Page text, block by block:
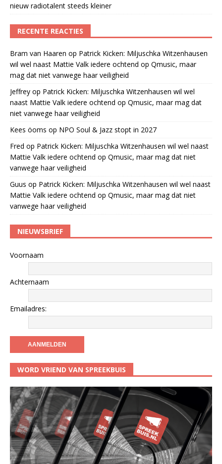
nieuw radiotalent steeds kleiner
RECENTE REACTIES
Bram van Haaren op Patrick Kicken: Miljuschka Witzenhausen
wil wel naast Mattie Valk iedere ochtend op Qmusic, maar
mag dat niet vanwege haar veiligheid
Jeffrey op Patrick Kicken: Miljuschka Witzenhausen wil wel
naast Mattie Valk iedere ochtend op Qmusic, maar mag dat
niet vanwege haar veiligheid
Kees öoms op NPO Soul & Jazz stopt in 2027
Fred op Patrick Kicken: Miljuschka Witzenhausen wil wel naast
Mattie Valk iedere ochtend op Qmusic, maar mag dat niet
vanwege haar veiligheid
Guus op Patrick Kicken: Miljuschka Witzenhausen wil wel naast
Mattie Valk iedere ochtend op Qmusic, maar mag dat niet
vanwege haar veiligheid
NIEUWSBRIEF
Voornaam
Achternaam
Emailadres:
WORD VRIEND VAN SPREEKBUIS